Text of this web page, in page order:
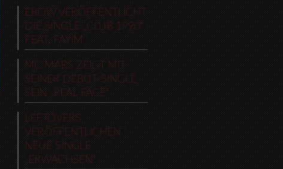
EBOW VERÖFFENTLICHT
DIE SINGLE „CLUB 1990“
FEAT. FAYIM
MC MARS ZEIGT MIT
SEINER DEBUT-SINGLE
SEIN „REAL FACE“
LEFTOVERS
VERÖFFENTLICHEN
NEUE SINGLE
„ERWACHSEN“